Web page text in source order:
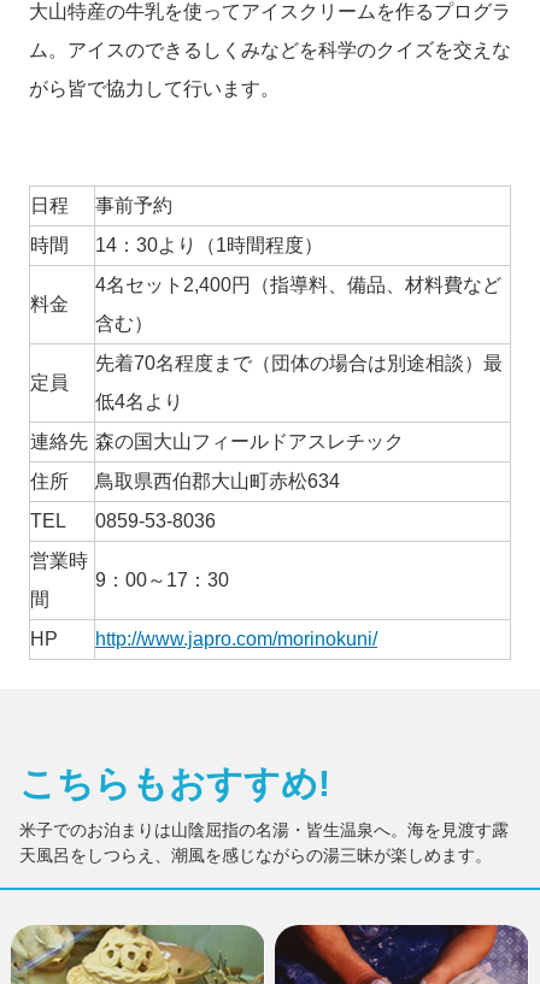
大山特産の牛乳を使ってアイスクリームを作るプログラ
ム。アイスのできるしくみなどを科学のクイズを交えな
がら皆で協力して行います。
日程
事前予約
時間
14：30より（1時間程度）
料金
4名セット2,400円（指導料、備品、材料費など
含む）
定員
先着70名程度まで（団体の場合は別途相談）最
低4名より
連絡先 森の国大山フィールドアスレチック
住所
鳥取県西伯郡大山町赤松634
TEL
0859-53-8036
営業時
間
9：00～17：30
HP http://www.japro.com/morinokuni/
こちらもおすすめ!
米子でのお泊まりは山陰屈指の名湯・皆生温泉へ。海を見渡す露
天風呂をしつらえ、潮風を感じながらの湯三昧が楽しめます。